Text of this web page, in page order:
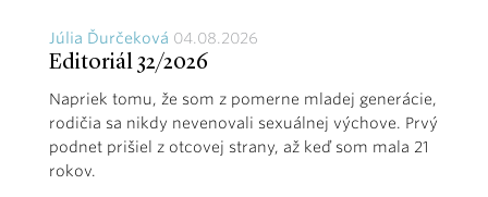
Júlia Ďurčeková 04.08.2026
Editoriál 32/2026
Napriek tomu, že som z pomerne mladej generácie,
rodičia sa nikdy nevenovali sexuálnej výchove. Prvý
podnet prišiel z otcovej strany, až keď som mala 21
rokov.